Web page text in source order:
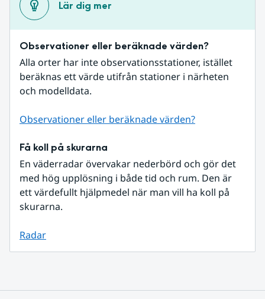
Lär dig mer
Observationer eller beräknade värden?
Alla orter har inte observationsstationer, istället
beräknas ett värde utifrån stationer i närheten
och modelldata.
Observationer eller beräknade värden?
Få koll på skurarna
En väderradar övervakar nederbörd och gör det
med hög upplösning i både tid och rum. Den är
ett värdefullt hjälpmedel när man vill ha koll på
skurarna.
Radar